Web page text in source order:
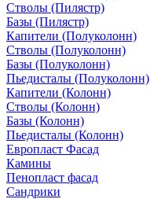
Стволы (Пилястр)
Базы (Пилястр)
Капители (Полуколонн)
Стволы (Полуколонн)
Базы (Полуколонн)
Пьедисталы (Полуколонн)
Капители (Колонн)
Стволы (Колонн)
Базы (Колонн)
Пьедисталы (Колонн)
Европласт Фасад
Камины
Пенопласт фасад
Сандрики